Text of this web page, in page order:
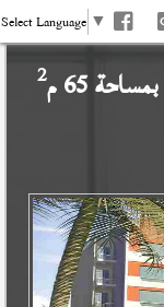
Select Language ▼
بمساحة 65 م 2